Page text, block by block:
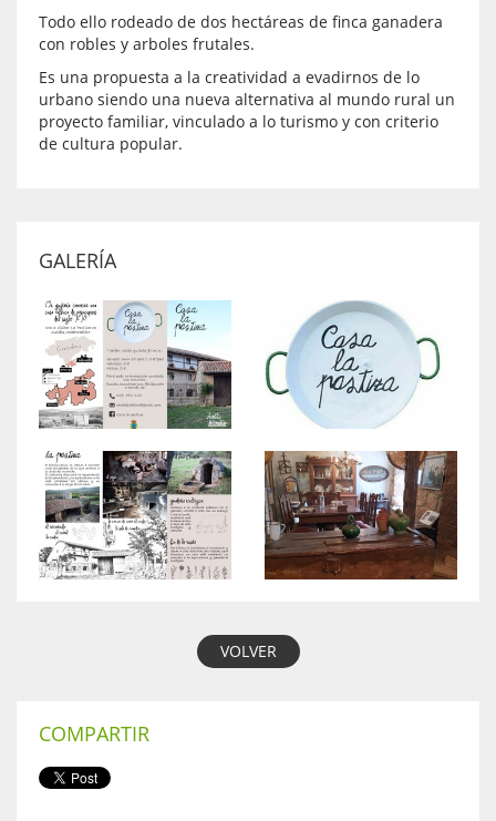
Todo ello rodeado de dos hectáreas de finca ganadera
con robles y arboles frutales.
Es una propuesta a la creatividad a evadirnos de lo
urbano siendo una nueva alternativa al mundo rural un
proyecto familiar, vinculado a lo turismo y con criterio
de cultura popular.
GALERÍA
VOLVER
COMPARTIR